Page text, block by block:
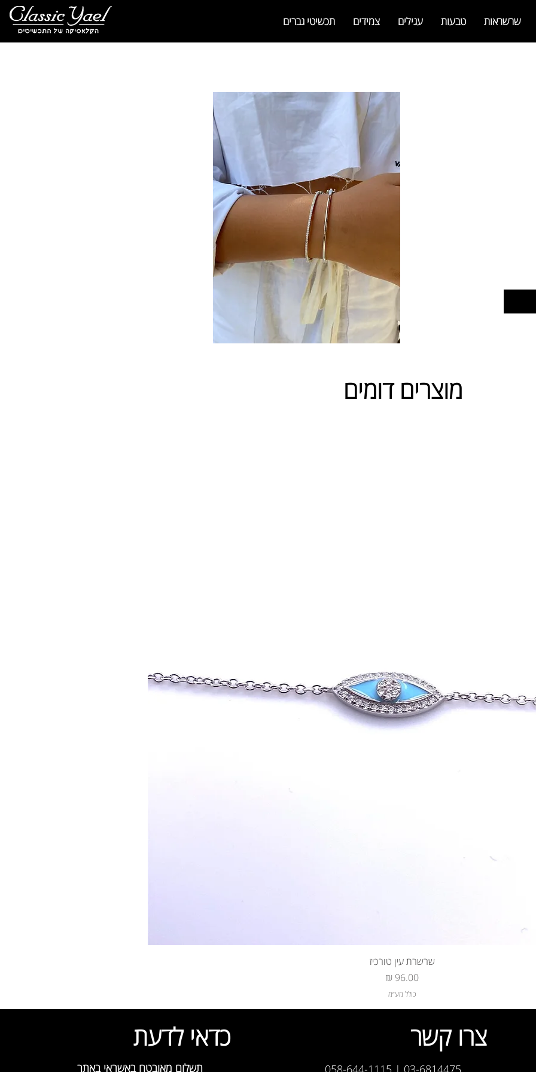
שרשראות טבעות עגילים צמידים תכשיטי גברים
מוצרים דומים
שרשרת עין טורכיז
מחיר
כולל מע״מ
כדאי לדעת
תשלום מאובטח באשראי באתר
צרו קשר
03-6814475 | 058-644-1115